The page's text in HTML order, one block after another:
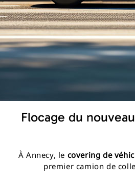
Flocage du
À Annecy, le covering de
premier camion de